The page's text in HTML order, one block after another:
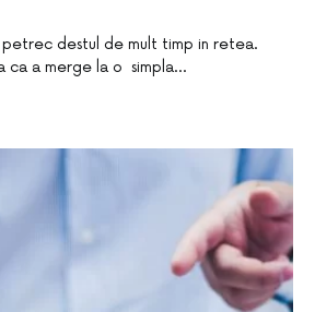
destul de mult timp in retea.
ca a merge la o simpla…